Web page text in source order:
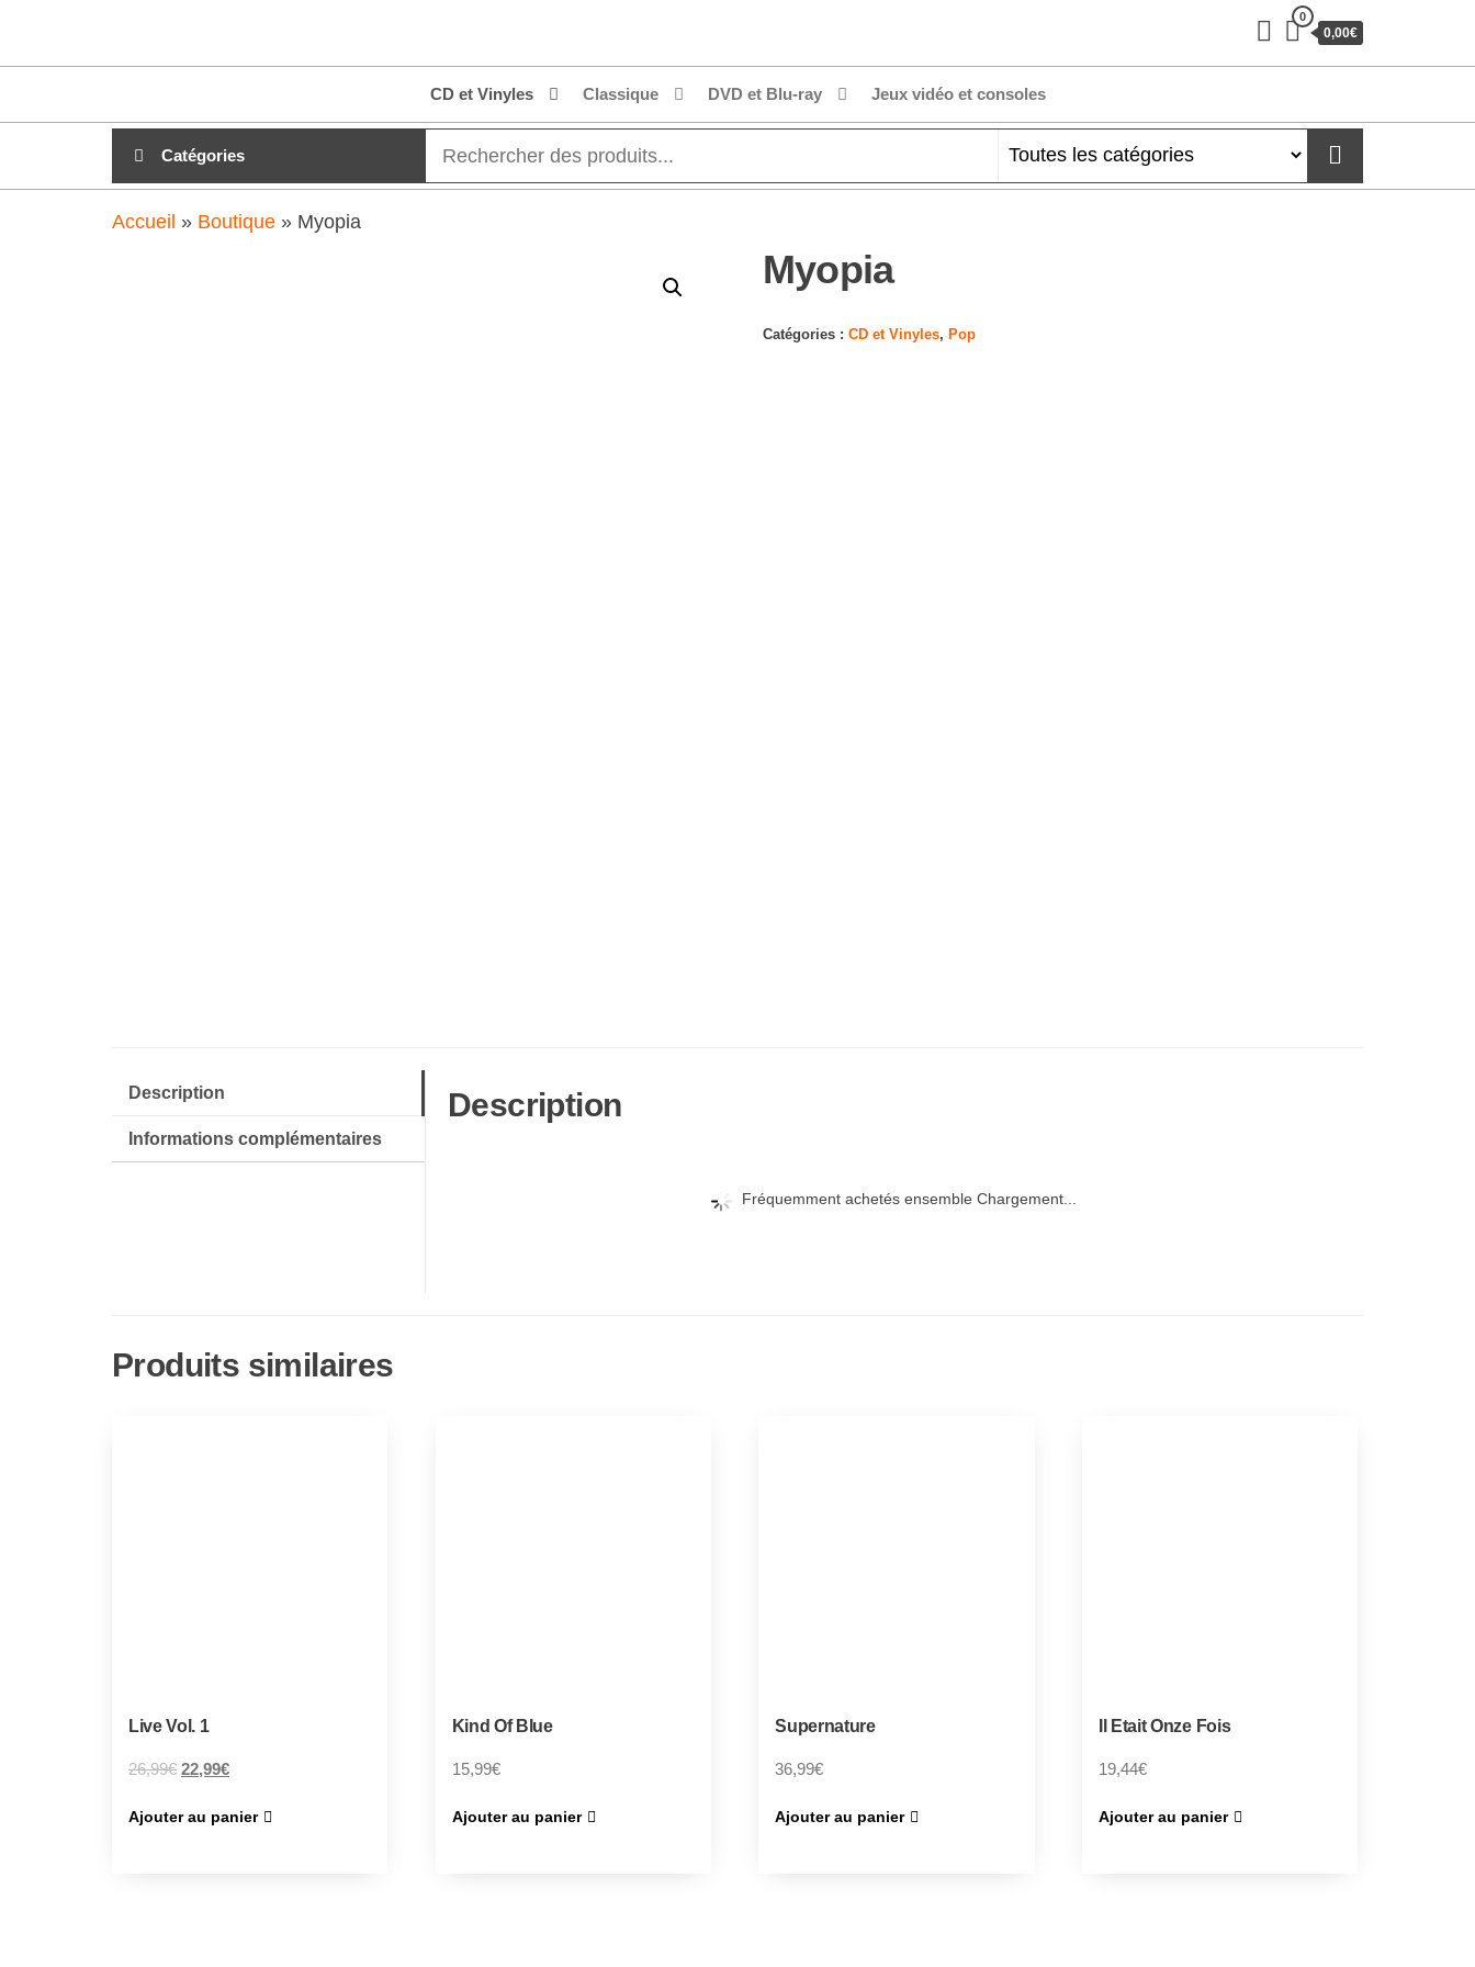
clubdial.fr
0
0,00€
CD et Vinyles Classique DVD et Blu-ray Jeux vidéo et consoles
Catégories
Accueil » Boutique » Myopia
Myopia
Catégories : CD et Vinyles, Pop
Description
Informations complémentaires
Description
Fréquemment achetés ensemble Chargement...
Produits similaires
Live Vol. 1
26,99€ 22,99€
Ajouter au panier
Kind Of Blue
15,99€
Ajouter au panier
Supernature
36,99€
Ajouter au panier
Il Etait Onze Fois
19,44€
Ajouter au panier